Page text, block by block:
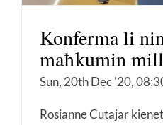
Konferma li
maħkumin
Sun, 20th Dec '20,
Rosianne Cutajar